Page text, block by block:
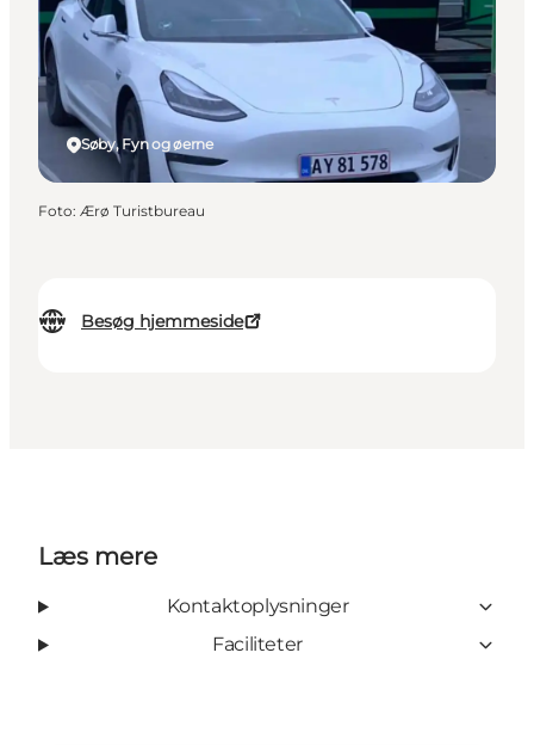
Besøg hjemmeside
Søby, Fyn og øerne
Foto: Ærø Turistbureau
Læs mere
Kontaktoplysninger
Faciliteter